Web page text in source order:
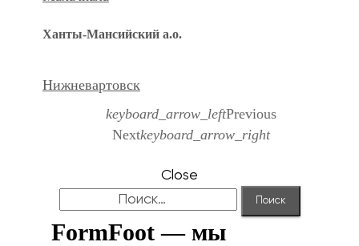
Ханты-Мансийский а.о.
Нижневартовск
keyboard_arrow_leftPrevious
Nextkeyboard_arrow_right
Close
FormFoot — мы